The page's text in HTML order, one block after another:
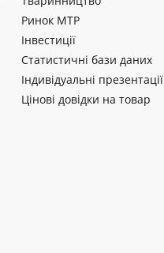
Ринок МТР
Інвестиції
Статистичні бази даних
Індивідуальні презентації
Цінові довідки на товар